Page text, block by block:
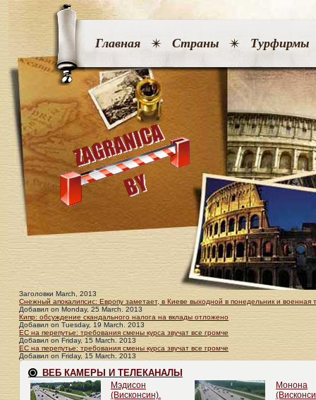
Главная Страны Турфирмы
Заголовки March, 2013
Снежный апокалипсис: Европу заметает, в Киеве выходной в понедельник и военная
Добавил on Monday, 25 March. 2013
Кипр: обсуждение скандального налога на вклады отложено
Добавил on Tuesday, 19 March. 2013
ЕС на перепутье: требования смены курса звучат все громче
Добавил on Friday, 15 March. 2013
ЕС на перепутье: требования смены курса звучат все громче
Добавил on Friday, 15 March. 2013